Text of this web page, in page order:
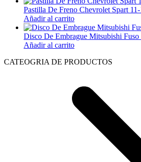
Pastilla De Freno Chevrolet Spart
Añadir al carrito
Disco De Embrague Mitsubishi
Añadir al carrito
CATEOGRIA DE PRODUCTOS